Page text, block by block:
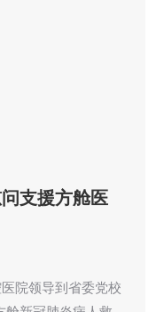
支援方舱医
院领导到省委党校